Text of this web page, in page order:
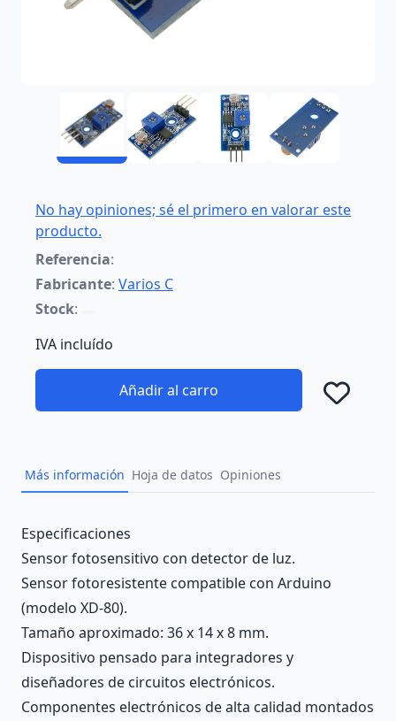
No hay opiniones; sé el primero en valorar este
producto.
Referencia:
Fabricante: Varios C
Stock:
IVA incluído
Añadir al carro
Más información Hoja de datos Opiniones
Description
Especificaciones
Sensor fotosensitivo con detector de luz.
Sensor fotoresistente compatible con Arduino
(modelo XD-80).
Tamaño aproximado: 36 x 14 x 8 mm.
Dispositivo pensado para integradores y
diseñadores de circuitos electrónicos.
Componentes electrónicos de alta calidad montados